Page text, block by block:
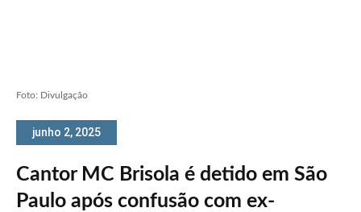
Foto: Divulgação
junho 2, 2025
Cantor MC Brisola é detido em São
Paulo após confusão com ex-